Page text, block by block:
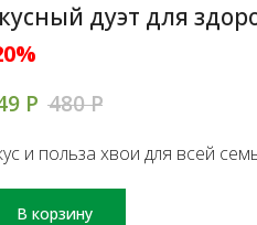
дуэт для
Р 480Р
и польза хвои для всей
В корзину